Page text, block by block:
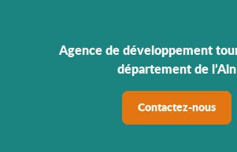
Agence de développement
département de l’Ain
Contactez-nous